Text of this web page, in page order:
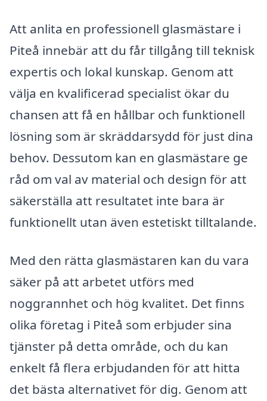
Att anlita en professionell glasmästare i
Piteå innebär att du får tillgång till teknisk
expertis och lokal kunskap. Genom att
välja en kvalificerad specialist ökar du
chansen att få en hållbar och funktionell
lösning som är skräddarsydd för just dina
behov. Dessutom kan en glasmästare ge
råd om val av material och design för att
säkerställa att resultatet inte bara är
funktionellt utan även estetiskt tilltalande.
Med den rätta glasmästaren kan du vara
säker på att arbetet utförs med
noggrannhet och hög kvalitet. Det finns
olika företag i Piteå som erbjuder sina
tjänster på detta område, och du kan
enkelt få flera erbjudanden för att hitta
det bästa alternativet för dig. Genom att